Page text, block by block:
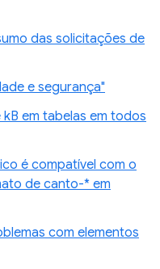
das solicitações de
e segurança"
em tabelas em todos
é compatível com o
de canto-* em
com elementos